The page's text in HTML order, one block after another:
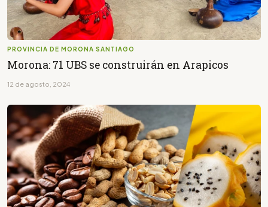
PROVINCIA DE MORONA SANTIAGO
Morona: 71 UBS se construirán en Arapicos
12 de agosto, 2024